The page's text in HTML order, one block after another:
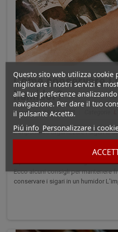
Questo sito web utilizza
migliorare i nostri servizi e
alle tue preferenze
navigazione. Per dare il tuo
il pulsante Accetta.
Piú info Personalizzare i
Come conservare i
humidor?
Inviato su:09/12/2022
È importante organizzare i sigari in
mantengano freschi e abbiano un
modi per conservare i sigari e il tipo
dipende dal numero di sigari e dalla
Ecco alcuni consigli per mantenere
conservare i sigari in un humidor